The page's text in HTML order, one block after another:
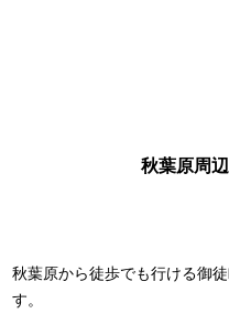
秋葉原周
秋葉原から徒歩でも行ける御
す。